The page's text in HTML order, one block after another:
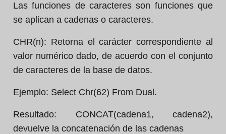
Las funciones de caracteres son funciones que
se aplican a cadenas o caracteres.
CHR(n): Retorna el carácter correspondiente al
valor numérico dado, de acuerdo con el conjunto
de caracteres de la base de datos.
Ejemplo: Select Chr(62) From Dual.
Resultado: CONCAT(cadena1, cadena2),
devuelve la concatenación de las cadenas